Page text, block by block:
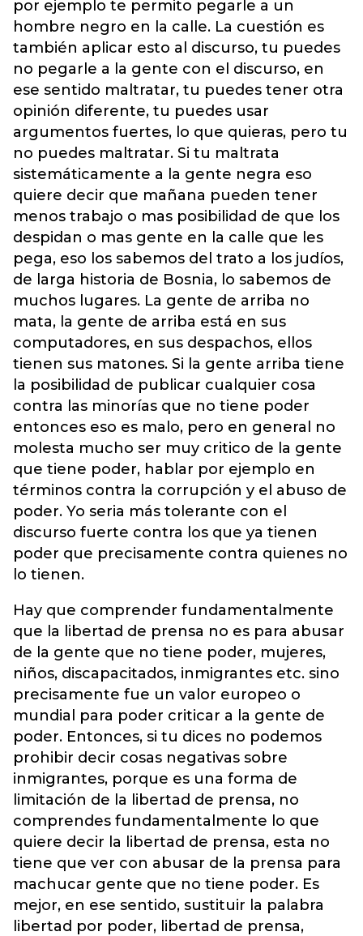
por ejemplo te permito pegarle a un
hombre negro en la calle. La cuestión es
también aplicar esto al discurso, tu puedes
no pegarle a la gente con el discurso, en
ese sentido maltratar, tu puedes tener otra
opinión diferente, tu puedes usar
argumentos fuertes, lo que quieras, pero tu
no puedes maltratar. Si tu maltrata
sistemáticamente a la gente negra eso
quiere decir que mañana pueden tener
menos trabajo o mas posibilidad de que los
despidan o mas gente en la calle que les
pega, eso los sabemos del trato a los judíos,
de larga historia de Bosnia, lo sabemos de
muchos lugares. La gente de arriba no
mata, la gente de arriba está en sus
computadores, en sus despachos, ellos
tienen sus matones. Si la gente arriba tiene
la posibilidad de publicar cualquier cosa
contra las minorías que no tiene poder
entonces eso es malo, pero en general no
molesta mucho ser muy critico de la gente
que tiene poder, hablar por ejemplo en
términos contra la corrupción y el abuso de
poder. Yo seria más tolerante con el
discurso fuerte contra los que ya tienen
poder que precisamente contra quienes no
lo tienen.
Hay que comprender fundamentalmente
que la libertad de prensa no es para abusar
de la gente que no tiene poder, mujeres,
niños, discapacitados, inmigrantes etc. sino
precisamente fue un valor europeo o
mundial para poder criticar a la gente de
poder. Entonces, si tu dices no podemos
prohibir decir cosas negativas sobre
inmigrantes, porque es una forma de
limitación de la libertad de prensa, no
comprendes fundamentalmente lo que
quiere decir la libertad de prensa, esta no
tiene que ver con abusar de la prensa para
machucar gente que no tiene poder. Es
mejor, en ese sentido, sustituir la palabra
libertad por poder, libertad de prensa,